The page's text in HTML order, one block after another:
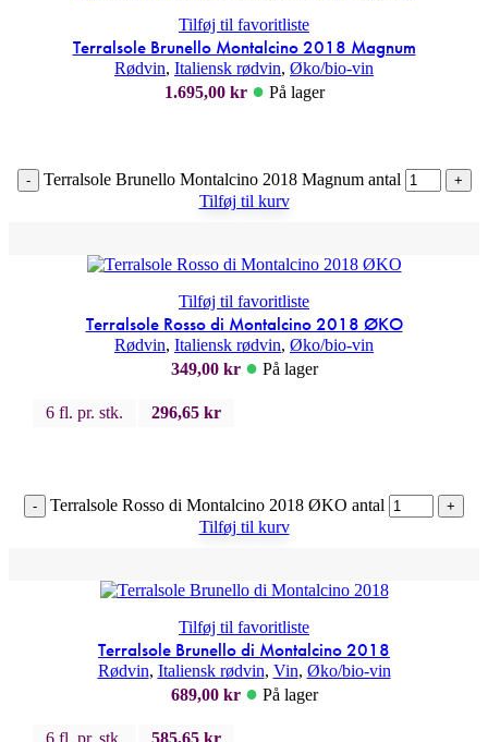
Tilføj til favoritliste
Terralsole Brunello Montalcino 2018 Magnum
Rødvin, Italiensk rødvin, Øko/bio-vin
1.695,00 kr ● På lager
- Terralsole Brunello Montalcino 2018 Magnum antal +
Tilføj til kurv
Tilføj til favoritliste
Terralsole Rosso di Montalcino 2018 ØKO
Rødvin, Italiensk rødvin, Øko/bio-vin
349,00 kr ● På lager
6 fl. pr. stk. 296,65 kr
- Terralsole Rosso di Montalcino 2018 ØKO antal +
Tilføj til kurv
Tilføj til favoritliste
Terralsole Brunello di Montalcino 2018
Rødvin, Italiensk rødvin, Vin, Øko/bio-vin
689,00 kr ● På lager